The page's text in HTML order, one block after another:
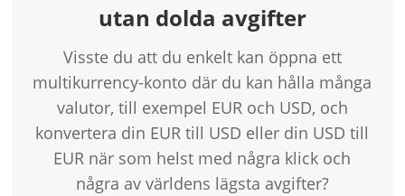
utan dolda avgifter
Visste du att du enkelt kan öppna ett
multikurrency-konto där du kan hålla många
valutor, till exempel EUR och USD, och
konvertera din EUR till USD eller din USD till
EUR när som helst med några klick och
några av världens lägsta avgifter?